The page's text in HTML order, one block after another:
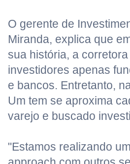
O gerente de
Miranda, explica que
sua história, a
investidores apenas
e bancos. Entretanto,
Um tem se aproxima
varejo e buscado
"Estamos realizando